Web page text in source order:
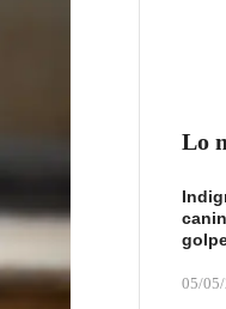
Lo
05/